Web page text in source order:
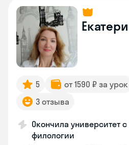
5 от 1590 ₽ за урок
3 отзыва
Окончила университет
филологии